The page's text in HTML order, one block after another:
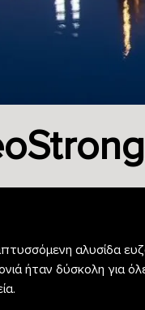
αλυσίδα
ήταν δύσκολη για